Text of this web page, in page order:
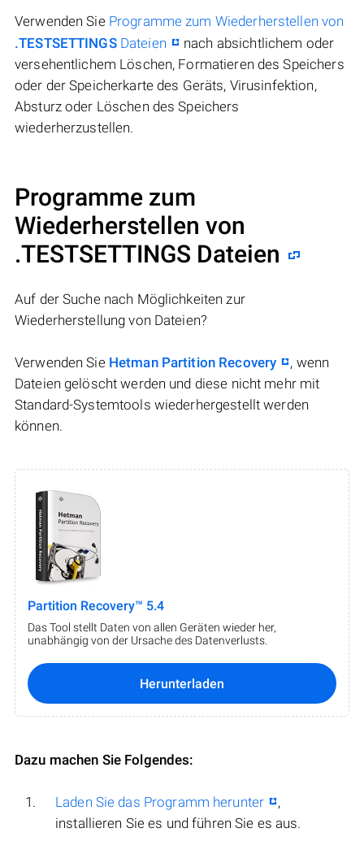
Verwenden Sie Programme zum Wiederherstellen von
.TESTSETTINGSDateien
nach absichtlichem oder
versehentlichem Löschen, Formatieren des Speichers
oder der Speicherkarte des Geräts, Virusinfektion,
Absturz oder Löschen des Speichers
wiederherzustellen.
Programme zum
Wiederherstellen von
.TESTSETTINGS Dateien
Auf der Suche nach Möglichkeiten zur
Wiederherstellung von Dateien?
Verwenden Sie Hetman Partition Recovery
, wenn
Dateien gelöscht werden und diese nicht mehr mit
Standard-Systemtools wiederhergestellt werden
können.
Partition Recovery™ 5.4
Das Tool stellt Daten von allen Geräten wieder her,
unabhängig von der Ursache des Datenverlusts.
Herunterladen
Dazu machen Sie Folgendes:
Laden Sie das Programm herunter
,
installieren Sie es und führen Sie es aus.